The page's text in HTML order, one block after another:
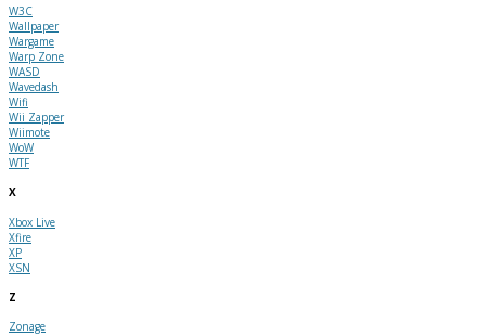
W3C
Wallpaper
Wargame
Warp Zone
WASD
Wavedash
Wifi
Wii Zapper
Wiimote
WoW
WTF
X
Xbox Live
Xfire
XP
XSN
Z
Zonage